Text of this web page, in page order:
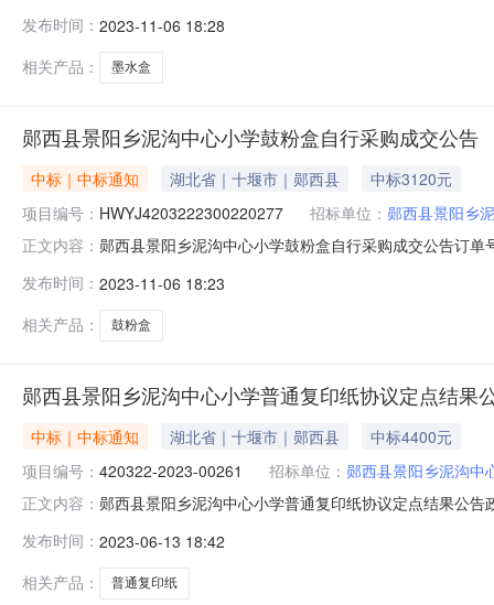
A3版37（整盒价，每盒2个）10.0个￥360.00￥330.00
发布时间： 2023-11-06 18:28
相关产品：
墨水盒
郧西县景阳乡泥沟中心小学鼓粉盒自行采购成交公告
中标｜中标通知 湖北省｜十堰市｜郧西县
中标3120元
项目编号： HWYJ4203222300220277 招标单位： 郧西县景阳乡
正文内容： 郧西县景阳乡泥沟中心小学鼓粉盒自行采购成交公告订
印王FT青油墨24.0盒￥130.00￥130.00￥3,120.00
发布时间： 2023-11-06 18:23
相关产品：
鼓粉盒
郧西县景阳乡泥沟中心小学普通复印纸协议定点结果
中标｜中标通知 湖北省｜十堰市｜郧西县
中标4400元
项目编号： 420322-2023-00261 招标单位： 郧西县景阳乡泥沟中
正文内容： 郧西县景阳乡泥沟中心小学普通复印纸协议定点结果公
的：序号商品名称品目品牌型号数量商城最低价单价小
发布时间： 2023-06-13 18:42
相关产品：
普通复印纸